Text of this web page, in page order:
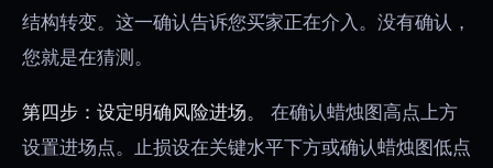
结构转变。这一确认告诉您买家正在介入。没有确认，
您就是在猜测。
第四步：设定明确风险进场。
在确认蜡烛图高点上方
设置进场点。止损设在关键水平下方或确认蜡烛图低点